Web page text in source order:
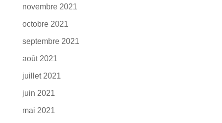
novembre 2021
octobre 2021
septembre 2021
août 2021
juillet 2021
juin 2021
mai 2021